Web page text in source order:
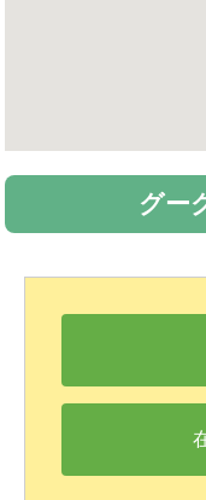
グー